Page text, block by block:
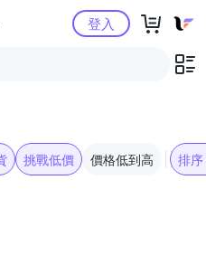
Yahoo購物中心登入
挑戰低價 價格低到高 排序